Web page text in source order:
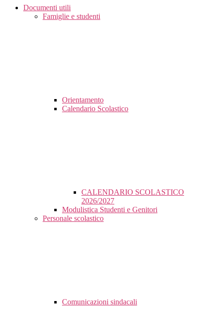
Documenti utili
Famiglie e studenti
Orientamento
Calendario Scolastico
CALENDARIO SCOLASTICO
2026/2027
Modulistica Studenti e Genitori
Personale scolastico
Comunicazioni sindacali